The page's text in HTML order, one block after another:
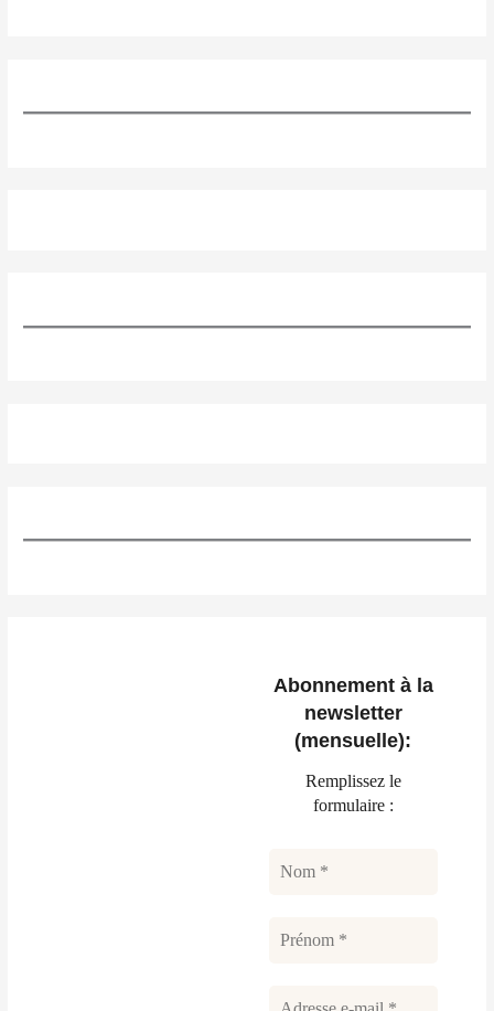
Abonnement à la
newsletter
(mensuelle):
Remplissez le
formulaire :